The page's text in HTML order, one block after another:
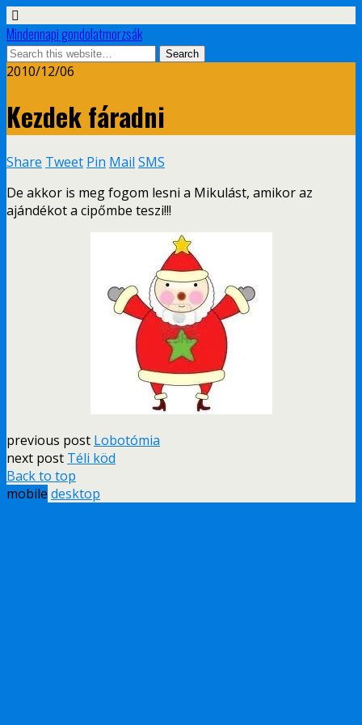
Mindennapi gondolatmorzsák
2010/12/06
Kezdek fáradni
Share Tweet Pin Mail SMS
De akkor is meg fogom lesni a Mikulást, amikor az
ajándékot a cipőmbe teszi!!!
previous post Lobotómia
next post Téli köd
Back to top
mobile desktop